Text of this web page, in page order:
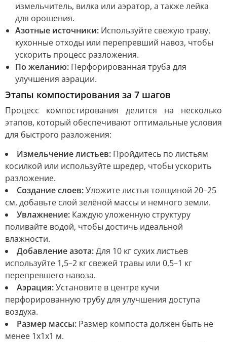
измельчитель, вилка или аэратор, а также лейка
для орошения.
Азотные источники: Используйте свежую траву,
кухонные отходы или перепревший навоз, чтобы
ускорить процесс разложения.
По желанию: Перфорированная труба для
улучшения аэрации.
Этапы компостирования за 7 шагов
Процесс компостирования делится на несколько
этапов, который обеспечивают оптимальные условия
для быстрого разложения:
Измельчение листьев: Пройдитесь по листьям
косилкой или используйте шредер, чтобы ускорить
разложение.
Создание слоев:Уложите листья толщиной 20–25
см, добавьте слой зелёной массы и немного земли.
Увлажнение: Каждую уложенную структуру
поливайте водой, чтобы достичь идеальной
влажности.
Добавление азота:Для 10 кг сухих листьев
используйте 1,5–2 кг свежей травы или 0,5–1 кг
перепревшего навоза.
Аэрация:Установите в центре кучи
перфорированную трубу для улучшения доступа
воздуха.
Размер массы: Размер компоста должен быть не
менее 1x1x1 м.